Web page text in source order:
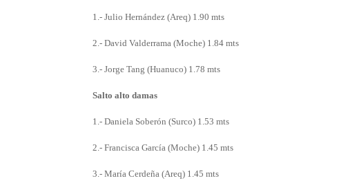
1.- Julio Hernández (Areq) 1.90 mts
2.- David Valderrama (Moche) 1.84 mts
3.- Jorge Tang (Huanuco) 1.78 mts
Salto alto damas
1.- Daniela Soberón (Surco) 1.53 mts
2.- Francisca García (Moche) 1.45 mts
3.- María Cerdeña (Areq) 1.45 mts